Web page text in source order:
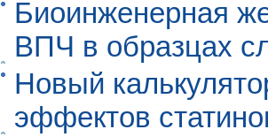
Биоинженерная
ВПЧ в образцах
Новый
эффектов